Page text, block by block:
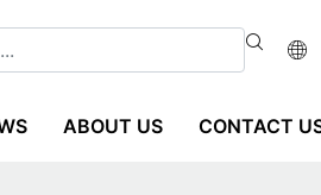
ABOUT US CONTACT